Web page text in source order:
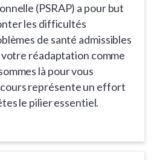
(PSRAP) a pour but
les difficultés
de santé admissibles
votre réadaptation comme
là pour vous
représente un effort
le pilier essentiel.